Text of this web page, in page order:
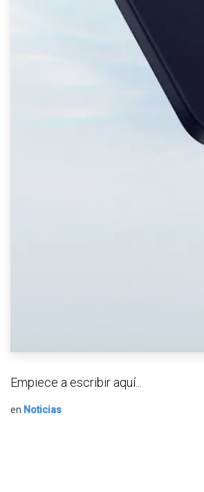
Empiece a escribir aquí...
en Noticias